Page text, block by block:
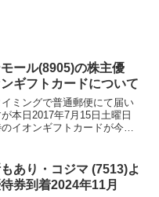
ール(8905)の株主優
ギフトカードについて
ミングで普通郵便にて届い
本日2017年7月15日土曜日
イオンギフトカードが今年
ープ商品券って感じです。
ル...
あり・コジマ (7513)よ
券到着2024年11月